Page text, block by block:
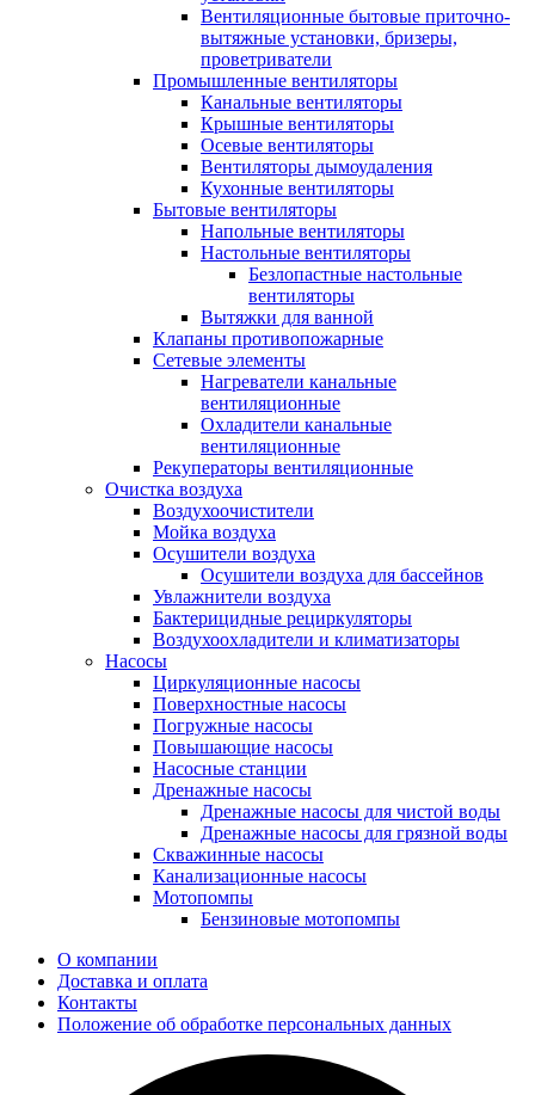
Вентиляционные бытовые приточно-
вытяжные установки, бризеры,
проветриватели
Промышленные вентиляторы
Канальные вентиляторы
Крышные вентиляторы
Осевые вентиляторы
Вентиляторы дымоудаления
Кухонные вентиляторы
Бытовые вентиляторы
Напольные вентиляторы
Настольные вентиляторы
Безлопастные настольные
вентиляторы
Вытяжки для ванной
Клапаны противопожарные
Сетевые элементы
Нагреватели канальные
вентиляционные
Охладители канальные
вентиляционные
Рекуператоры вентиляционные
Очистка воздуха
Воздухоочистители
Мойка воздуха
Осушители воздуха
Осушители воздуха для бассейнов
Увлажнители воздуха
Бактерицидные рециркуляторы
Воздухоохладители и климатизаторы
Насосы
Циркуляционные насосы
Поверхностные насосы
Погружные насосы
Повышающие насосы
Насосные станции
Дренажные насосы
Дренажные насосы для чистой воды
Дренажные насосы для грязной воды
Скважинные насосы
Канализационные насосы
Мотопомпы
Бензиновые мотопомпы
О компании
Доставка и оплата
Контакты
Положение об обработке персональных данных